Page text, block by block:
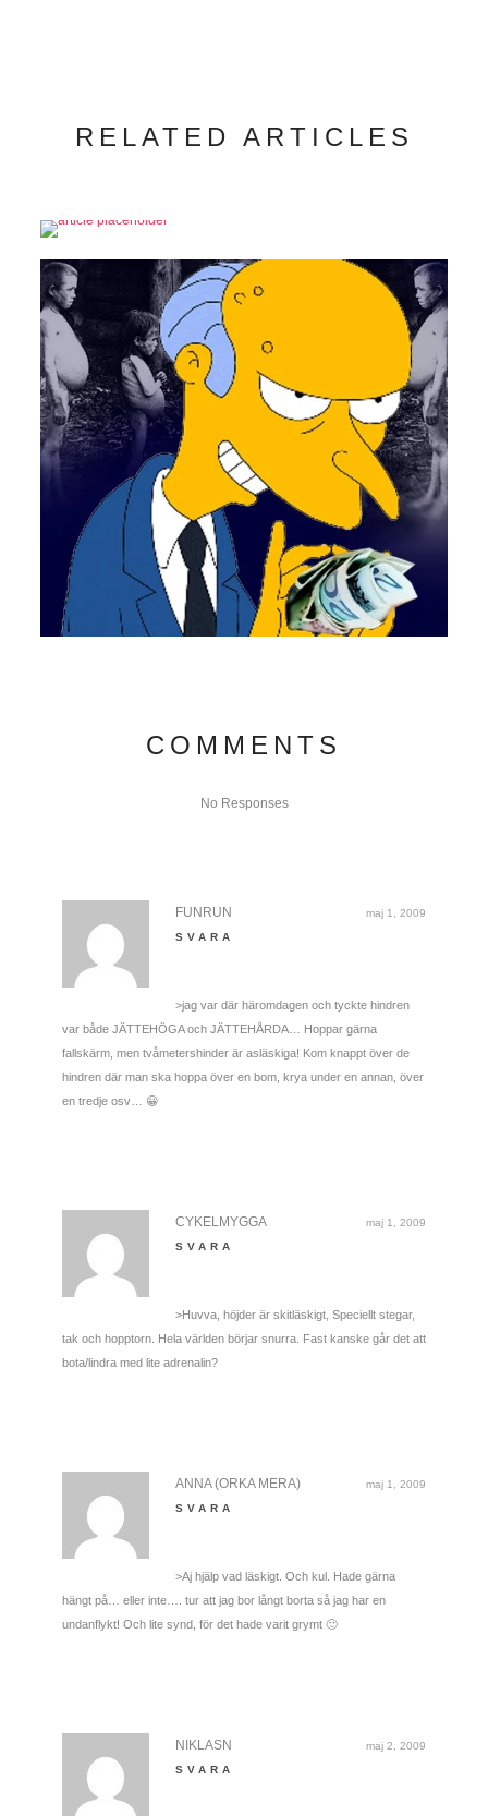
RELATED ARTICLES
COMMENTS
No Responses
maj 1, 2009
FUNRUN
SVARA
>jag var där häromdagen och tyckte hindren
var både JÄTTEHÖGA och JÄTTEHÅRDA… Hoppar gärna
fallskärm, men tvåmetershinder är asläskiga! Kom knappt över de
hindren där man ska hoppa över en bom, krya under en annan, över
en tredje osv… 😀
maj 1, 2009
CYKELMYGGA
SVARA
>Huvva, höjder är skitläskigt, Speciellt stegar,
tak och hopptorn. Hela världen börjar snurra. Fast kanske går det att
bota/lindra med lite adrenalin?
maj 1, 2009
ANNA (ORKA MERA)
SVARA
>Aj hjälp vad läskigt. Och kul. Hade gärna
hängt på… eller inte…. tur att jag bor långt borta så jag har en
undanflykt! Och lite synd, för det hade varit grymt 🙂
maj 2, 2009
NIKLASN
SVARA